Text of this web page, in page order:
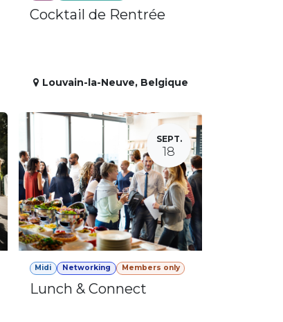
Cocktail de Rentrée
Louvain-la-Neuve, Belgique
SEPT.
18
Midi Networking Members only
Lunch & Connect